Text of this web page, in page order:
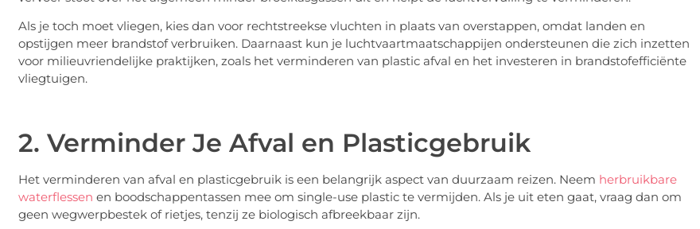
Als je toch moet vliegen, kies dan voor rechtstreekse vluchten in plaats van overstappen, omdat landen en
opstijgen meer brandstof verbruiken. Daarnaast kun je luchtvaartmaatschappijen ondersteunen die zich inzetten
voor milieuvriendelijke praktijken, zoals het verminderen van plastic afval en het investeren in brandstofefficiënte
vliegtuigen.
2. Verminder Je Afval en Plasticgebruik
Het verminderen van afval en plasticgebruik is een belangrijk aspect van duurzaam reizen. Neem herbruikbare
waterflessen en boodschappentassen mee om single-use plastic te vermijden. Als je uit eten gaat, vraag dan om
geen wegwerpbestek of rietjes, tenzij ze biologisch afbreekbaar zijn.